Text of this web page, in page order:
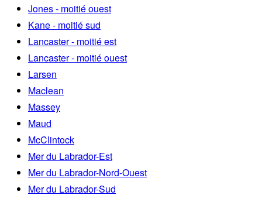
Jones - moitié ouest
Kane - moitié sud
Lancaster - moitié est
Lancaster - moitié ouest
Larsen
Maclean
Massey
Maud
McClintock
Mer du Labrador-Est
Mer du Labrador-Nord-Ouest
Mer du Labrador-Sud